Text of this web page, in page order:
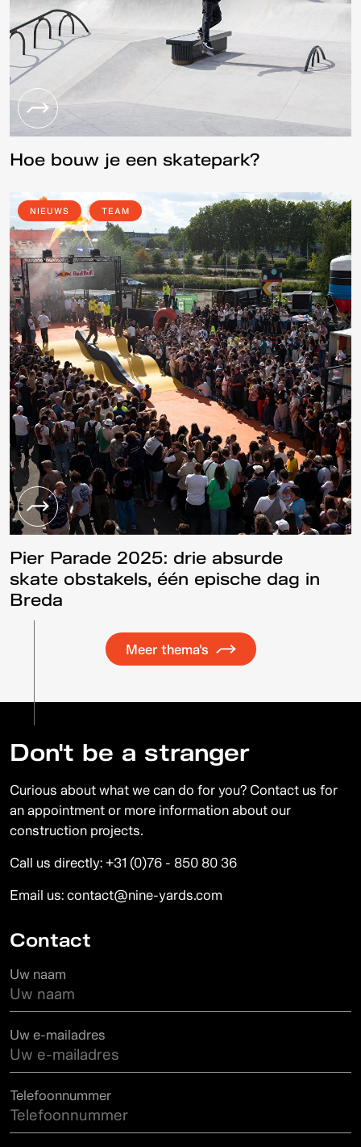
Hoe bouw je een skatepark?
NIEUWS TEAM
Pier Parade 2025: drie absurde
skate obstakels, één epische dag in
Breda
Meer thema's
Don't be a stranger
Curious about what we can do for you? Contact us for
an appointment or more information about our
construction projects.
Call us directly: +31 (0)76 - 850 80 36
Email us:contact@nine-yards.com
Contact
Uw naam
Uw e-mailadres
Telefoonnummer